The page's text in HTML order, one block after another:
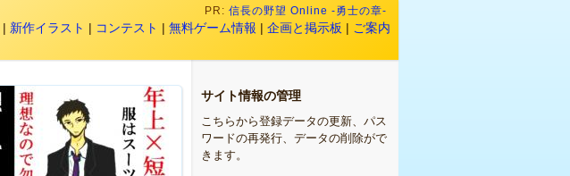
PR: 信長の野望 Online -勇士の章-
| 新作イラスト | コンテスト | 無料ゲーム情報 | 企画と掲示板 | ご案内
サイト情報の管理
こちらから登録データの更新、パス
ワードの再発行、データの削除がで
きます。